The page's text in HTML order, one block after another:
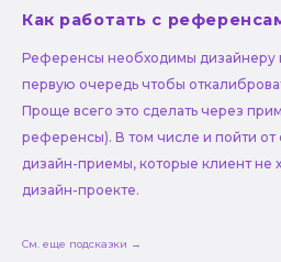
Как работать с
Референсы необходимы дизайнеру
первую очередь чтобы
Проще всего это сделать через
референсы). В том числе и пойти от
дизайн-приемы, которые клиент не
дизайн-проекте.
См. еще подсказки →